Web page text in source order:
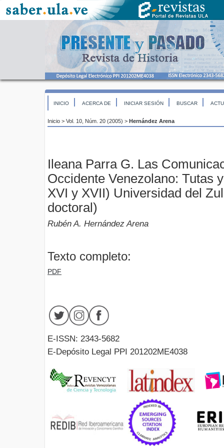
INICIO ACERCA DE INICIAR SESIÓN BUSCAR
Inicio > Vol. 10, Núm. 20 (2005) > Hernández Arena
Ileana Parra G. Las
Occidente Venezolano: Tutas
XVI y XVII) Universidad del
doctoral)
Rubén A. Hernández Arena
Texto completo:
PDF
E-ISSN: 2343-5682
E-Depósito Legal PPI 201202ME4038